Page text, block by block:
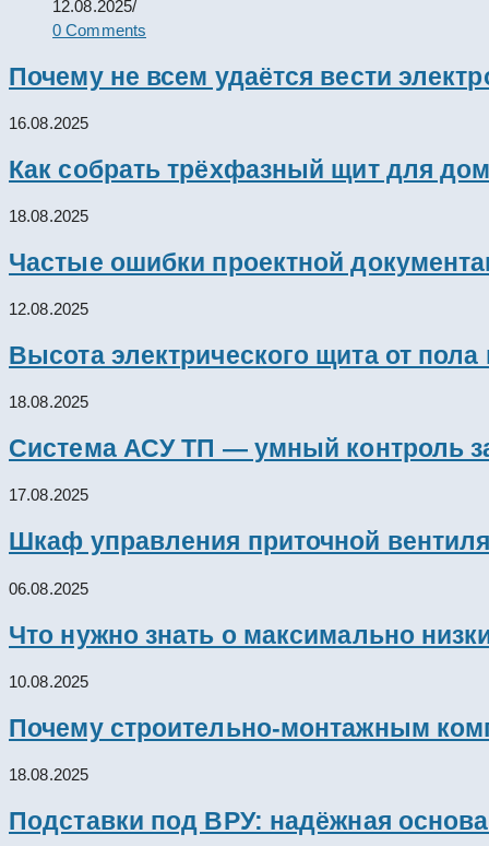
12.08.2025/
0 Comments
Почему не всем удаётся вести
16.08.2025
Как собрать трёхфазный щит для
18.08.2025
Частые ошибки проектной
12.08.2025
Высота электрического щита от
18.08.2025
Система АСУ ТП — умный контроль
17.08.2025
Шкаф управления приточной
06.08.2025
Что нужно знать о максимально
10.08.2025
Почему строительно-монтажным
18.08.2025
Подставки под ВРУ: надёжная